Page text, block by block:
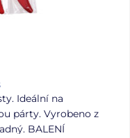
Ideální na
párty. Vyrobeno z
BALENÍ